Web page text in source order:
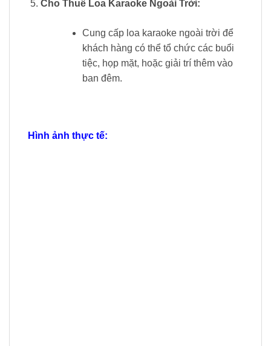
Cho Thuê Loa Karaoke Ngoài Trời:
Cung cấp loa karaoke ngoài trời để
khách hàng có thể tổ chức các buổi
tiệc, họp mặt, hoặc giải trí thêm vào
ban đêm.
Hình ảnh thực tế: